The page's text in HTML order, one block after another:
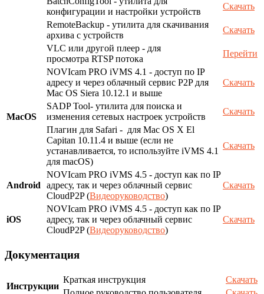
конфигурации и настройки устройств
Скачать
RemoteBackup - утилита для скачивания
архива с устройств
Скачать
VLC или другой плеер - для
просмотра RTSP потока
Перейти
MacOS
NOVIcam PRO iVMS 4.1 - доступ по IP
адресу и через облачный сервис P2P для
Mac OS Siera 10.12.1 и выше
Скачать
SADP Tool- утилита для поиска и
изменения сетевых настроек устройств
Скачать
Плагин для Safari - для Mac OS X El
Capitan 10.11.4 и выше (если не
устанавливается, то используйте iVMS 4.1
для macOS)
Скачать
Android
NOVIcam PRO iVMS 4.5 - доступ как по IP
адресу, так и через облачный сервис
CloudP2P (Видеоруководство)
Скачать
iOS
NOVIcam PRO iVMS 4.5 - доступ как по IP
адресу, так и через облачный сервис
CloudP2P (Видеоруководство)
Скачать
Документация
Инструкции
Краткая инструкция
Скачать